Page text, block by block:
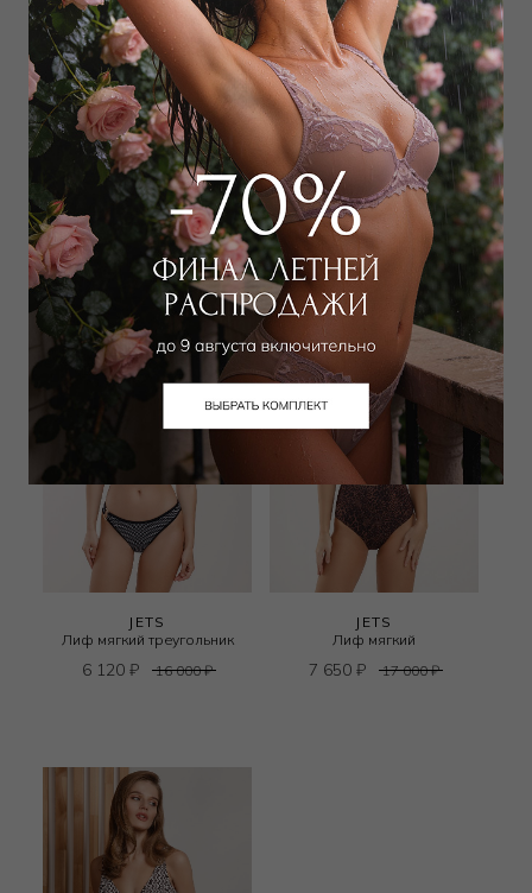
JETS
Лиф треугольник
14 000 + 700 бонусов
BELIZA
Лиф треугольник
9 180₽ 15 000₽
JETS
Лиф мягкий треугольник
6 120 ₽ 16 000₽
JETS
Лиф мягкий
7 650 ₽ 17 000₽